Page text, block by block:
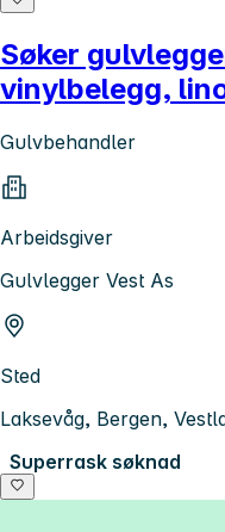
Søker
vinylbelegg,
Gulvbehandler
Arbeidsgiver
Gulvlegger Vest As
Sted
Laksevåg, Bergen,
Superrask søknad